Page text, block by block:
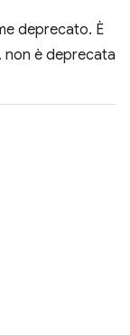
deprecato. È
è deprecata